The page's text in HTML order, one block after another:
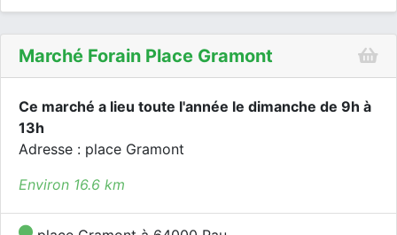
Marché Forain Place Gramont
Ce marché a lieu toute l'année le dimanche de 9h à
13h
Adresse : place Gramont
Environ 16.6 km